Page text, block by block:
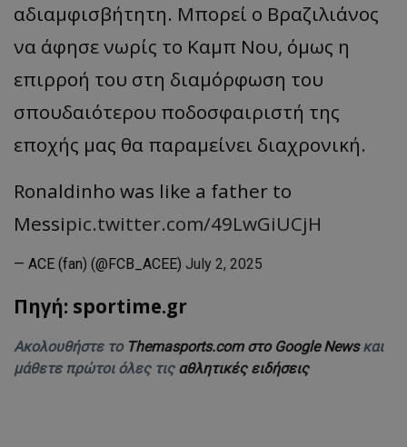
αδιαμφισβήτητη. Μπορεί ο Βραζιλιάνος
να άφησε νωρίς το Καμπ Νου, όμως η
επιρροή του στη διαμόρφωση του
σπουδαιότερου ποδοσφαιριστή της
εποχής μας θα παραμείνει διαχρονική.
Ronaldinho was like a father to
Messipic.twitter.com/49LwGiUCjH
— ACE (fan) (@FCB_ACEE) July 2, 2025
Πηγή: sportime.gr
Ακολουθήστε το Themasports.com στο Google Newsκαι
μάθετε πρώτοι όλες τις αθλητικές ειδήσεις